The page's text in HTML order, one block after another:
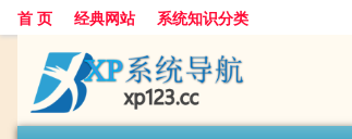
首 页 经典网站 系统知识分类